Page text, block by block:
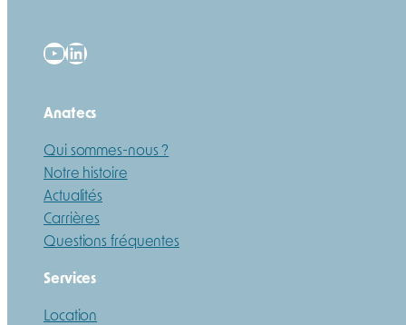
YouTube
LinkedIn
Anatecs
Qui sommes-nous ?
Notre histoire
Actualités
Carrières
Questions fréquentes
Services
Location